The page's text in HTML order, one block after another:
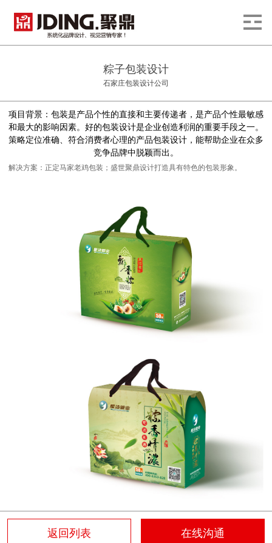
粽子包装设计
石家庄包装设计公司
项目背景：包装是产品个性的直接和主要传递者，是产品个性最敏感
和最大的影响因素。好的包装设计是企业创造利润的重要手段之一。
策略定位准确、符合消费者心理的产品包装设计，能帮助企业在众多
竞争品牌中脱颖而出。
解决方案：正定马家老鸡包装； 盛世聚鼎设计打造具有特色的包装形象。
返回列表 在线沟通